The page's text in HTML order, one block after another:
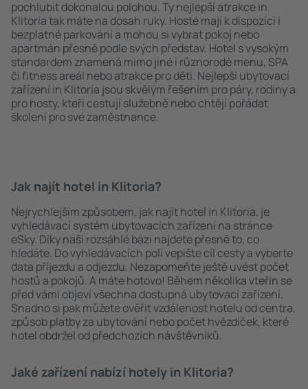
pochlubit dokonalou polohou. Ty nejlepší atrakce in
Klitoria tak máte na dosah ruky. Hosté mají k dispozici i
bezplatné parkování a mohou si vybrat pokoj nebo
apartmán přesně podle svých představ. Hotel s vysokým
standardem znamená mimo jiné i různorodé menu, SPA
či fitness areál nebo atrakce pro děti. Nejlepší ubytovací
zařízení in Klitoria jsou skvělým řešením pro páry, rodiny a
pro hosty, kteří cestují služebně nebo chtějí pořádat
školení pro své zaměstnance.
Jak najít hotel in Klitoria?
Nejrychlejším způsobem, jak najít hotel in Klitoria, je
vyhledávací systém ubytovacích zařízení na stránce
eSky. Díky naší rozsáhlé bázi najdete přesně to, co
hledáte. Do vyhledávacích polí vepište cíl cesty a vyberte
data příjezdu a odjezdu. Nezapomeňte ještě uvést počet
hostů a pokojů. A máte hotovo! Během několika vteřin se
před vámi objeví všechna dostupná ubytovací zařízení.
Snadno si pak můžete ověřit vzdálenost hotelu od centra,
způsob platby za ubytování nebo počet hvězdiček, které
hotel obdržel od předchozích návštěvníků.
Jaké zařízení nabízí hotely in Klitoria?